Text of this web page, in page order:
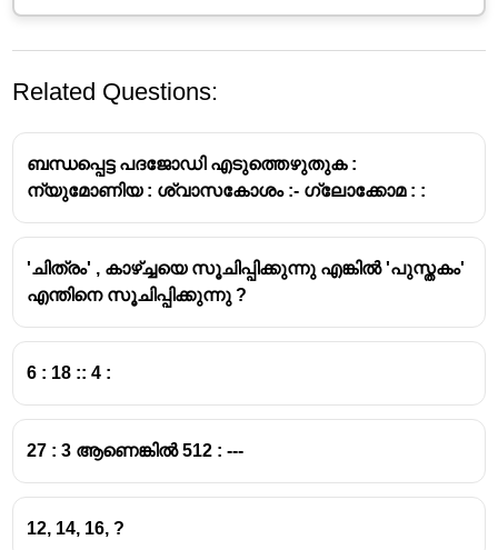
Agloveis an item of clothing worn on thehand.
The function of a glove is to cover and protect the
hand.
A hatis an item of clothing worn on the
The function of a hat is to cover and protect the
Related Questions:
ബന്ധപ്പെട്ട പദജോഡി എടുത്തെഴുതുക :
ന്യുമോണിയ : ശ്വാസകോശം :- ഗ്ലോക്കോമ : :
'ചിത്രം' , കാഴ്ച്ചയെ സൂചിപ്പിക്കുന്നു എങ്കിൽ 'പുസ്തകം'
എന്തിനെ സൂചിപ്പിക്കുന്നു ?
6 : 18 :: 4 :
27 : 3 ആണെങ്കിൽ 512 : ---
12, 14, 16, ?